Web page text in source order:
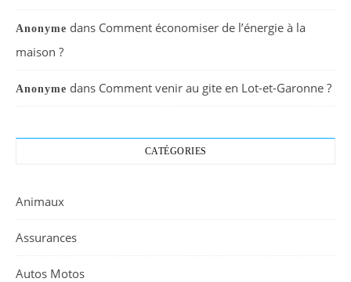
Anonyme dans Comment économiser de l’énergie à la
maison ?
Anonyme dans Comment venir au gite en Lot-et-Garonne ?
CATÉGORIES
Animaux
Assurances
Autos Motos